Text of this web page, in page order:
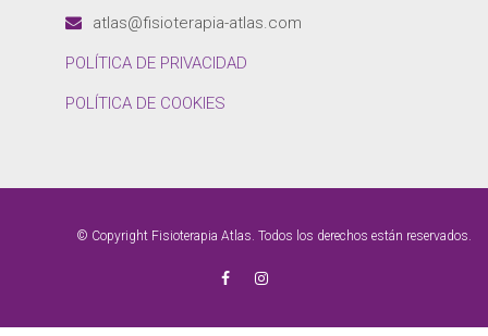
atlas@fisioterapia-atlas.com
POLÍTICA DE PRIVACIDAD
POLÍTICA DE COOKIES
© Copyright Fisioterapia Atlas. Todos los derechos están reservados.